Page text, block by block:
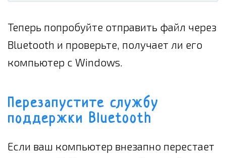
Теперь попробуйте отправить файл через
Bluetooth и проверьте, получает ли его
компьютер с Windows.
Перезапустите службу
поддержки Bluetooth
Если ваш компьютер внезапно перестает